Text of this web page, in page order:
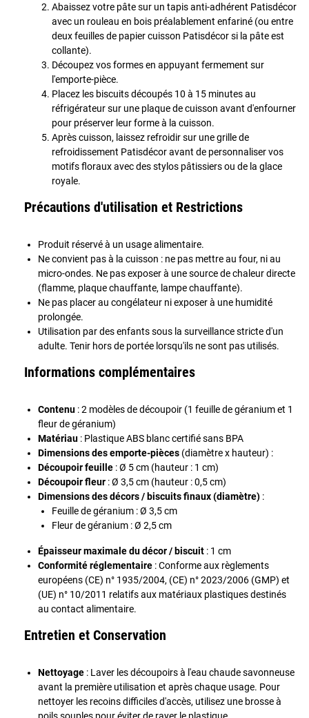
Abaissez votre pâte sur un tapis anti-adhérent Patisdécor
avec un rouleau en bois préalablement enfariné (ou entre
deux feuilles de papier cuisson Patisdécor si la pâte est
collante).
Découpez vos formes en appuyant fermement sur
l'emporte-pièce.
Placez les biscuits découpés 10 à 15 minutes au
réfrigérateur sur une plaque de cuisson avant d'enfourner
pour préserver leur forme à la cuisson.
Après cuisson, laissez refroidir sur une grille de
refroidissement Patisdécor avant de personnaliser vos
motifs floraux avec des stylos pâtissiers ou de la glace
royale.
Précautions d'utilisation et Restrictions
Produit réservé à un usage alimentaire.
Ne convient pas à la cuisson : ne pas mettre au four, ni au
micro-ondes. Ne pas exposer à une source de chaleur directe
(flamme, plaque chauffante, lampe chauffante).
Ne pas placer au congélateur ni exposer à une humidité
prolongée.
Utilisation par des enfants sous la surveillance stricte d'un
adulte. Tenir hors de portée lorsqu'ils ne sont pas utilisés.
Informations complémentaires
Contenu : 2 modèles de découpoir (1 feuille de géranium et 1
fleur de géranium)
Matériau : Plastique ABS blanc certifié sans BPA
Dimensions des emporte-pièces (diamètre x hauteur) :
Découpoir feuille : Ø 5 cm (hauteur : 1 cm)
Découpoir fleur : Ø 3,5 cm (hauteur : 0,5 cm)
Dimensions des décors / biscuits finaux (diamètre) :
Feuille de géranium : Ø 3,5 cm
Fleur de géranium : Ø 2,5 cm
Épaisseur maximale du décor / biscuit : 1 cm
Conformité réglementaire : Conforme aux règlements
européens (CE) n° 1935/2004, (CE) n° 2023/2006 (GMP) et
(UE) n° 10/2011 relatifs aux matériaux plastiques destinés
au contact alimentaire.
Entretien et Conservation
Nettoyage : Laver les découpoirs à l'eau chaude savonneuse
avant la première utilisation et après chaque usage. Pour
nettoyer les recoins difficiles d'accès, utilisez une brosse à
poils souples pour éviter de rayer le plastique.